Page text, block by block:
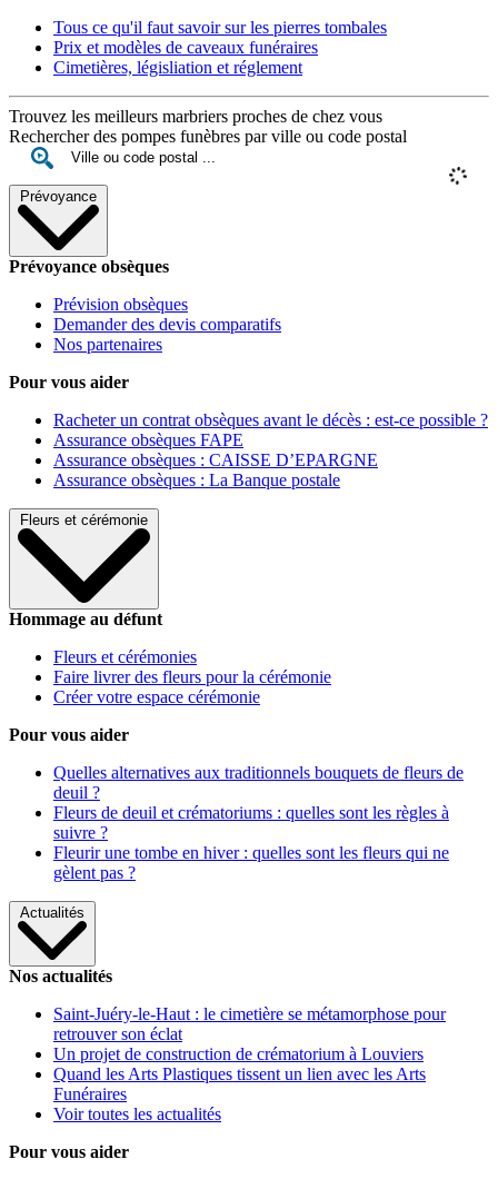
Tous ce qu'il faut savoir sur les pierres tombales
Prix et modèles de caveaux funéraires
Cimetières, législiation et réglement
Trouvez les meilleurs marbriers proches de chez vous
Rechercher des pompes funèbres par ville ou code postal
Prévoyance
Prévoyance obsèques
Prévision obsèques
Demander des devis comparatifs
Nos partenaires
Pour vous aider
Racheter un contrat obsèques avant le décès : est-ce possible ?
Assurance obsèques FAPE
Assurance obsèques : CAISSE D’EPARGNE
Assurance obsèques : La Banque postale
Fleurs et cérémonie
Hommage au défunt
Fleurs et cérémonies
Faire livrer des fleurs pour la cérémonie
Créer votre espace cérémonie
Pour vous aider
Quelles alternatives aux traditionnels bouquets de fleurs de
deuil ?
Fleurs de deuil et crématoriums : quelles sont les règles à
suivre ?
Fleurir une tombe en hiver : quelles sont les fleurs qui ne
gèlent pas ?
Actualités
Nos actualités
Saint-Juéry-le-Haut : le cimetière se métamorphose pour
retrouver son éclat
Un projet de construction de crématorium à Louviers
Quand les Arts Plastiques tissent un lien avec les Arts
Funéraires
Voir toutes les actualités
Pour vous aider